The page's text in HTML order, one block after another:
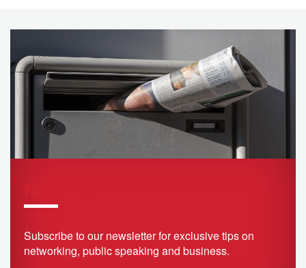
Subscribe to our newsletter for exclusive tips on
networking, public speaking and business.